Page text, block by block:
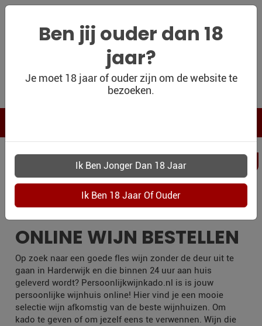
WIJNSHOP
WIJN BLOG
WIJN OUTLET
PERSOONLIJK-
WIJN-
KADOBON
CONTACT
Ben jij ouder dan 18
jaar?
Je moet 18 jaar of ouder zijn om de website te
bezoeken.
HARDERWIJK
ONLINE WIJN BESTELLEN
Op zoek naar een goede fles wijn zonder de deur uit te
gaan in Harderwijk en die binnen 24 uur aan huis
geleverd wordt? Persoonlijkwijnkado.nl is is jouw
persoonlijke wijnhuis online! Hier vind je een mooie
selectie wijn afkomstig van de beste wijnhuizen. Om
kado te geven of om jezelf eens te verwennen. Wijn die